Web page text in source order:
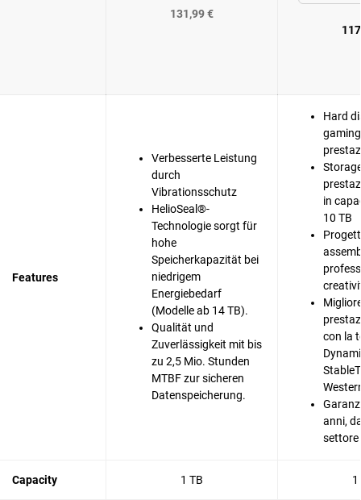
131,99 €
Features
Verbesserte Leistung
durch
Vibrationsschutz
HelioSeal®-
Technologie sorgt für
hohe
Speicherkapazität bei
niedrigem
Energiebedarf
(Modelle ab 14 TB).
Qualität und
Zuverlässigkeit mit bis
zu 2,5 Mio. Stunden
MTBF zur sicheren
Datenspeicherung.
Hard
in
10 TB
con la
anni,
settore
Capacity 1 TB 1